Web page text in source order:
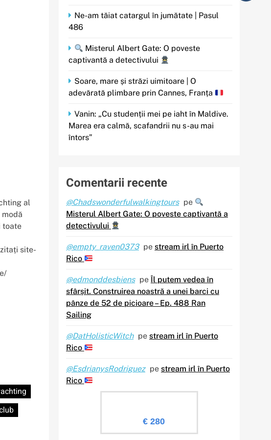
al
toate
site-
Ne-am tăiat catargul în jumătate | Pasul
486
Misterul Albert Gate: O poveste
captivantă a detectivului
Soare, mare și străzi uimitoare | O
adevărată plimbare prin Cannes, Franța
Vanin: „Cu studenții mei pe iaht în Maldive.
Marea era calmă, scafandrii nu s-au mai
întors”
Comentarii recente
@Chadswonderfulwalkingtours pe
Misterul Albert Gate: O poveste captivantă a
detectivului
@empty_raven0373 pe stream irl în Puerto
Rico
@edmonddesbiens pe Îl putem vedea în
sfârșit. Construirea noastră a unei barci cu
pânze de 52 de picioare – Ep. 488 Ran
Sailing
@DatHolisticWitch pe stream irl în Puerto
Rico
@EsdrianysRodriguez pe stream irl în Puerto
Rico
€ 280